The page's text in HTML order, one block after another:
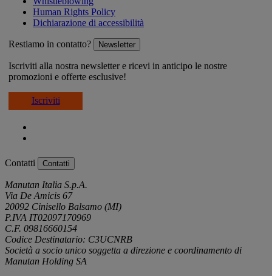
Human Rights Policy
Dichiarazione di accessibilità
Restiamo in contatto? Newsletter
Iscriviti alla nostra newsletter e ricevi in anticipo le nostre
promozioni e offerte esclusive!
Iscriviti
Contatti Contatti
Manutan Italia S.p.A.
Via De Amicis 67
20092 Cinisello Balsamo (MI)
P.IVA IT02097170969
C.F. 09816660154
Codice Destinatario: C3UCNRB
Società a socio unico soggetta a direzione e coordinamento di
Manutan Holding SA